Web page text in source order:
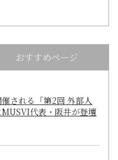
おすすめページ
される「第2回 外部人
代表・阪井が登壇